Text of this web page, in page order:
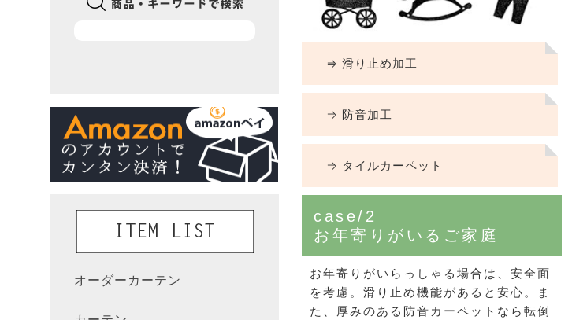
オーダーカーテン かんたん！オーダー注文へ
⇒ 滑り止め加工
⇒ 防音加工
⇒ タイルカーペット
case/2
お年寄りがいるご家庭
お年寄りがいらっしゃる場合は、安全面
を考慮。滑り止め機能があると安心。ま
た、厚みのある防音カーペットなら転倒